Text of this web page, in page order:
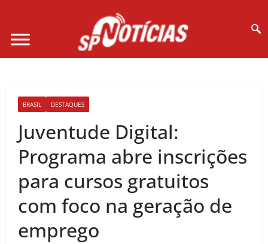
BRASIL DESTAQUES
Juventude Digital:
Programa abre inscrições
para cursos gratuitos
com foco na geração de
emprego